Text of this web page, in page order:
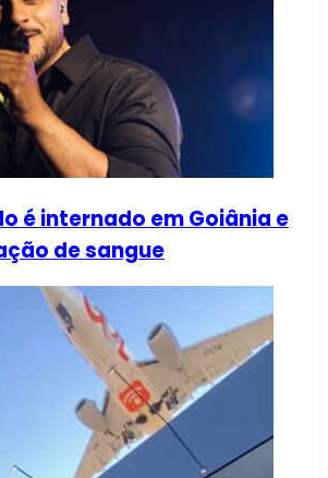
é internado em Goiânia e
de sangue